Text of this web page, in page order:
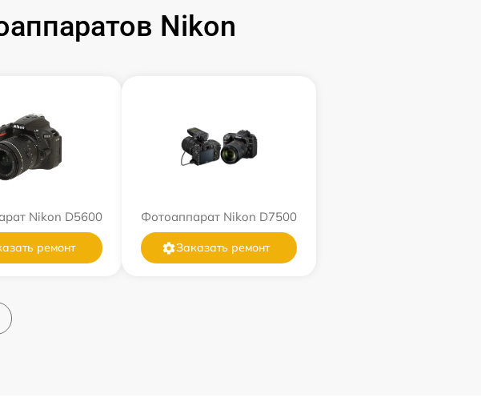
Nikon
Nikon D5600
ремонт
Фотоаппарат Nikon D7500
Заказать ремонт